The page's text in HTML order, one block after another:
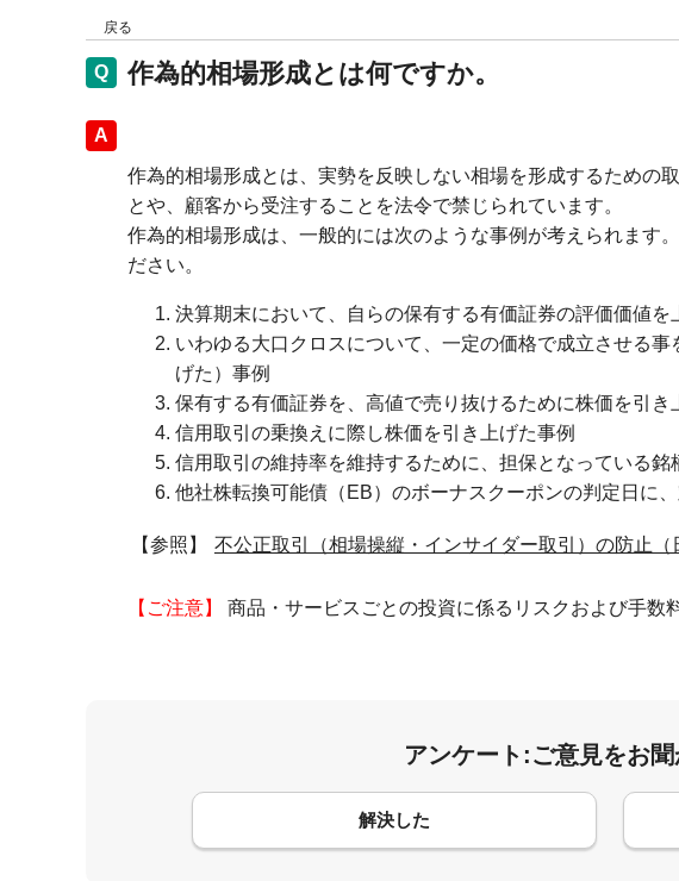
戻る
作為的相場形成とは何ですか。
回答
作為的相場形成とは、実勢を反映しない相場を形成するための
とや、顧客から受注することを法令で禁じられています。
作為的相場形成は、一般的には次のような事例が考えられます
ださい。
決算期末において、自らの保有する有価証券の評価価値を
いわゆる大口クロスについて、一定の価格で成立させる
げた）事例
保有する有価証券を、高値で売り抜けるために株価を引き
信用取引の乗換えに際し株価を引き上げた事例
信用取引の維持率を維持するために、担保となっている銘
他社株転換可能債（EB）のボーナスクーポンの判定日に
【参照】 不公正取引（相場操縦・インサイダー取引）の防止（
【ご注意】 商品・サービスごとの投資に係るリスクおよび手数
アンケート:ご意見をお
解決した
コメント